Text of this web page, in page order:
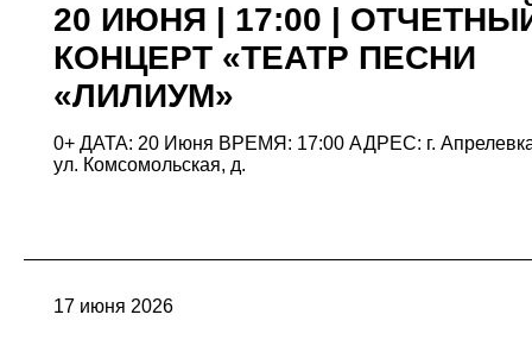
20 ИЮНЯ | 17:00 |
КОНЦЕРТ «ТЕАТР ПЕСНИ
«ЛИЛИУМ»
0+ ДАТА: 20 Июня ВРЕМЯ: 17:00 АДРЕС: г.
ул. Комсомольская, д.
17 июня 2026